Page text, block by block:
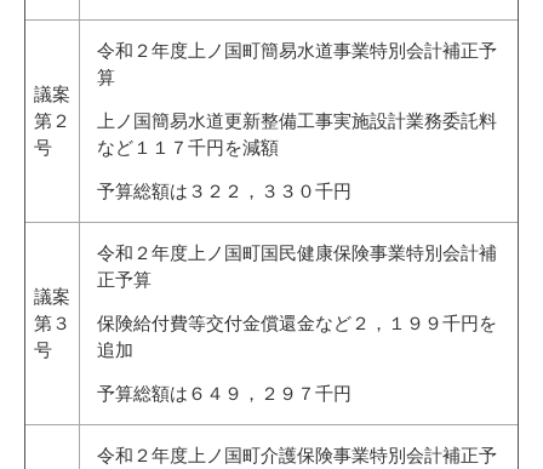
議案
第２
号
令和２年度上ノ国町簡易水道事業特別会計補正予
算
上ノ国簡易水道更新整備工事実施設計業務委託料
など１１７千円を減額
予算総額は３２２，３３０千円
議案
第３
号
令和２年度上ノ国町国民健康保険事業特別会計補
正予算
保険給付費等交付金償還金など２，１９９千円を
追加
予算総額は６４９，２９７千円
令和２年度上ノ国町介護保険事業特別会計補正予